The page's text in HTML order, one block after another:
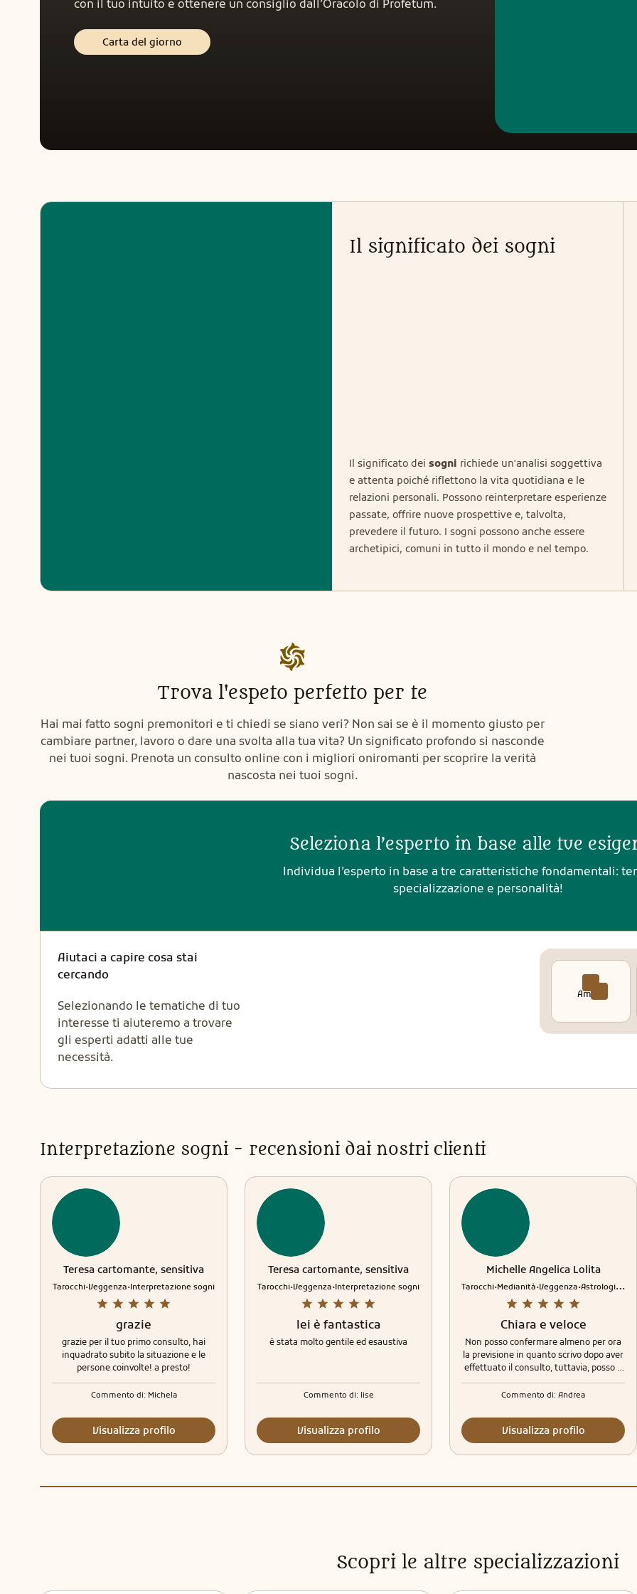
una guida, di una conferma o
con il tuo intuito e ottenere un consiglio dall’Oracolo di Profetum.
Carta del giorno
Il significato dei sogni
Il significato dei sogni richiede un'analisi soggettiva
e attenta poiché riflettono la vita quotidiana e le
relazioni personali. Possono reinterpretare esperienze
passate, offrire nuove prospettive e, talvolta,
prevedere il futuro. I sogni possono anche essere
archetipici, comuni in tutto il mondo e nel tempo.
Trova l'espeto perfetto per te
Hai mai fatto sogni premonitori e ti chiedi se siano veri? Non sai se è il momento giusto per
cambiare partner, lavoro o dare una svolta alla tua vita? Un significato profondo si nasconde
nei tuoi sogni. Prenota un consulto online con i migliori oniromanti per scoprire la verità
nascosta nei tuoi sogni.
Seleziona l’esperto in base alle tue
Individua l’esperto in base a tre caratteristiche fondamentali:
specializzazione e personalità!
Aiutaci a capire cosa stai
cercando
Selezionando le tematiche di tuo
interesse ti aiuteremo a trovare
gli esperti adatti alle tue
necessità.
Amore
Interpretazione sogni - recensioni dai nostri clienti
Teresa cartomante, sensitiva
Tarocchi.Veggenza.Interpretazione sogni
grazie
grazie per il tuo primo consulto, hai
inquadrato subito la situazione e le
persone coinvolte! a presto!
Commento di: Michela
Visualizza profilo
Teresa cartomante, sensitiva
Tarocchi.Veggenza.Interpretazione sogni
lei è fantastica
è stata molto gentile ed esaustiva
Commento di: lise
Visualizza profilo
Michelle Angelica Lolita
Tarocchi.Medianità.Veggenza.Astrologia
Chiara e veloce
Non posso confermare almeno per ora
la previsione in quanto scrivo dopo aver
effettuato il consulto, tuttavia, posso e
voglio scrivere come mi sono trovato. É
stata molto veloce e Chiara
veritiera sui fatti e situazioni accadute e
vissute. Aspetto e spero nella
realizzazione del consulto. Intanto ti
ringrazio per la gentilezza e per tutto ...
Commento di: Andrea
Visualizza profilo
Scopri le altre specializzazioni